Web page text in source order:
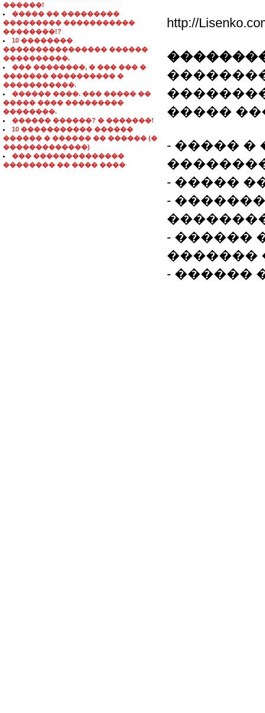
������!
����� �� ���������
��������� �����������
��������!?
10 ��������
���������������� ������
����������.
��� ��������, � ��� ��� �
������� ���������� �
�����������.
������ ����. ��� ����� ��
����� ���� ���������
��������.
������ ������? � �������!
10 ����������� ������
������ � ������ �� ������ (�
�������������)
��� ��������������
�������� �� ���� ����
http://
�����
- ����� �
- �����
-
- ������
�������
- ������